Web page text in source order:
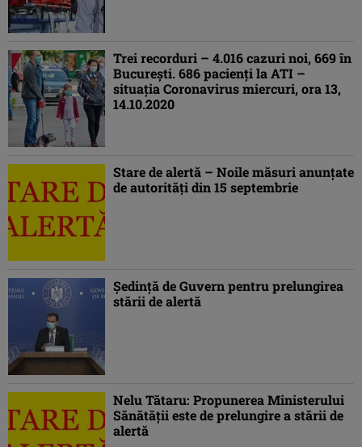
Trei recorduri – 4.016 cazuri noi, 669 în
Bucureşti. 686 pacienţi la ATI –
situaţia Coronavirus miercuri, ora 13,
14.10.2020
Stare de alertă – Noile măsuri anunţate
de autorităţi din 15 septembrie
Şedinţă de Guvern pentru prelungirea
stării de alertă
Nelu Tătaru: Propunerea Ministerului
Sănătăţii este de prelungire a stării de
alertă